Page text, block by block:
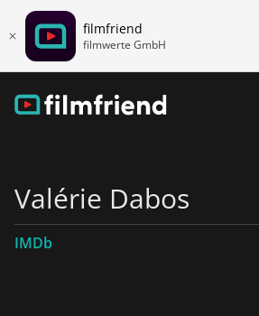
filmfriend
filmwerte GmbH
Valérie Dabos
IMDb